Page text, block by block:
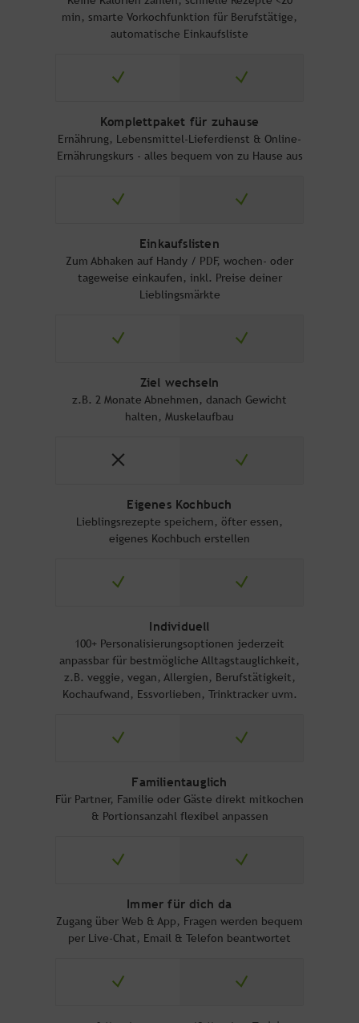
min, smarte Vorkochfunktion für Berufstätige,
automatische Einkaufsliste
Komplettpaket für zuhause
Ernährung, Lebensmittel-Lieferdienst & Online-
Ernährungskurs - alles bequem von zu Hause aus
Einkaufslisten
Zum Abhaken auf Handy / PDF, wochen- oder
tageweise einkaufen, inkl. Preise deiner
Lieblingsmärkte
Ziel wechseln
z.B. 2 Monate Abnehmen, danach Gewicht
halten, Muskelaufbau
Eigenes Kochbuch
Lieblingsrezepte speichern, öfter essen,
eigenes Kochbuch erstellen
Individuell
100+ Personalisierungsoptionen jederzeit
anpassbar für bestmögliche Alltagstauglichkeit,
z.B. veggie, vegan, Allergien, Berufstätigkeit,
Kochaufwand, Essvorlieben, Trinktracker uvm.
Familientauglich
Für Partner, Familie oder Gäste direkt mitkochen
& Portionsanzahl flexibel anpassen
Immer für dich da
Zugang über Web & App, Fragen werden bequem
per Live-Chat, Email & Telefon beantwortet